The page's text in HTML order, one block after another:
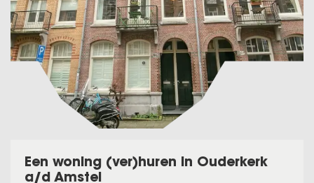
Een woning (ver)huren in Ouderkerk
a/d Amstel